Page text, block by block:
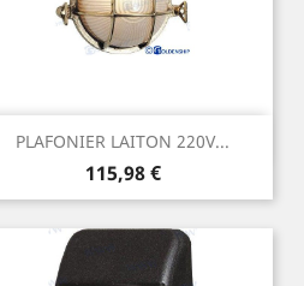
PLAFONIER LAITON 220V...
Prix
115,98 €
Aperçu rapide